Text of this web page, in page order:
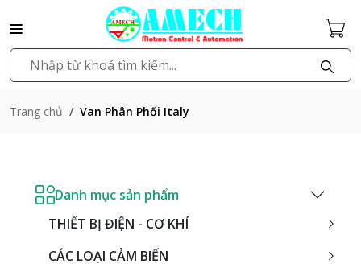
Trang chủ Van Phân Phối Italy
Danh mục sản phẩm
THIẾT BỊ ĐIỆN - CƠ KHÍ
CÁC LOẠI CẢM BIẾN